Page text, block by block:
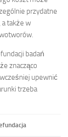
przydatne
a także w
badań
znacząco
upewnić
trzeba